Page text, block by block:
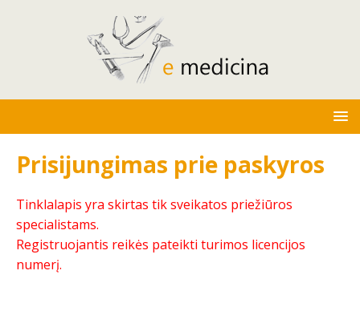
Prisijungimas prie paskyros
Tinklalapis yra skirtas tik sveikatos priežiūros
specialistams.
Registruojantis reikės pateikti turimos licencijos
numerį.